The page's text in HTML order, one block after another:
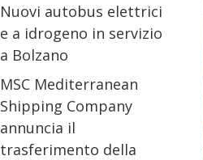
Nuovi autobus elettrici
e a idrogeno in servizio
a Bolzano
MSC Mediterranean
Shipping Company
annuncia il
trasferimento della